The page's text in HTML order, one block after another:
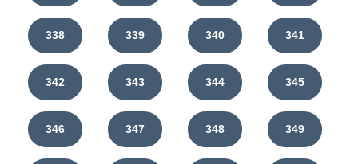
338 339 340 341
342 343 344 345
346 347 348 349